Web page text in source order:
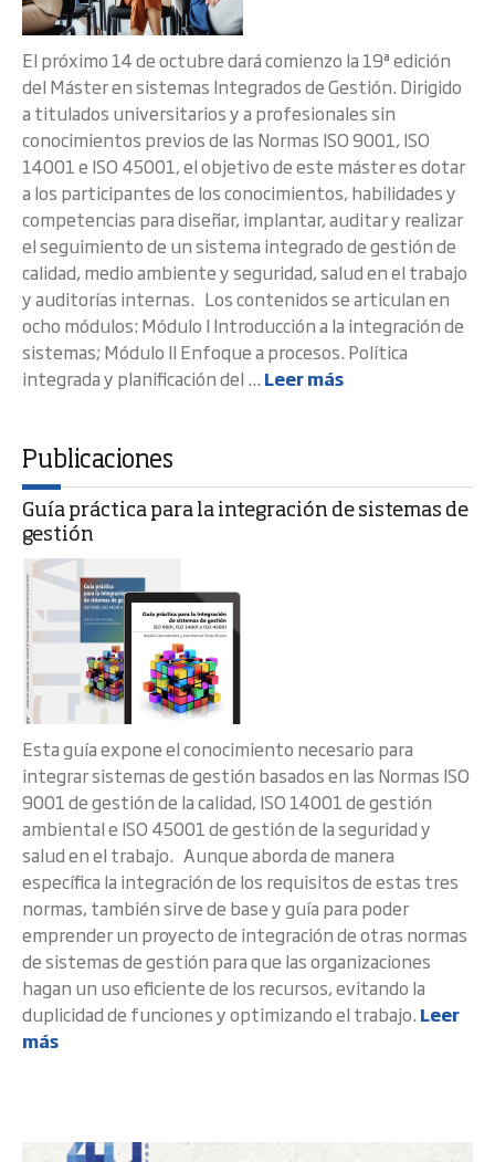
El próximo 14 de octubre dará comienzo la 19ª edición
del Máster en sistemas Integrados de Gestión. Dirigido
a titulados universitarios y a profesionales sin
conocimientos previos de las Normas ISO 9001, ISO
14001 e ISO 45001, el objetivo de este máster es dotar
a los participantes de los conocimientos, habilidades y
competencias para diseñar, implantar, auditar y realizar
el seguimiento de un sistema integrado de gestión de
calidad, medio ambiente y seguridad, salud en el trabajo
y auditorías internas. Los contenidos se articulan en
ocho módulos: Módulo I Introducción a la integración de
sistemas; Módulo II Enfoque a procesos. Política
integrada y planificación del ... Leer más
Publicaciones
Guía práctica para la integración de sistemas de
gestión
Esta guía expone el conocimiento necesario para
integrar sistemas de gestión basados en las Normas ISO
9001 de gestión de la calidad, ISO 14001 de gestión
ambiental e ISO 45001 de gestión de la seguridad y
salud en el trabajo. Aunque aborda de manera
específica la integración de los requisitos de estas tres
normas, también sirve de base y guía para poder
emprender un proyecto de integración de otras normas
de sistemas de gestión para que las organizaciones
hagan un uso eficiente de los recursos, evitando la
duplicidad de funciones y optimizando el trabajo. Leer
más